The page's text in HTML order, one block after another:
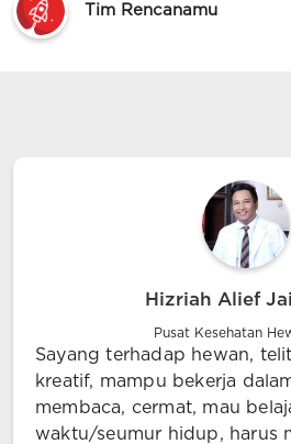
Tim Rencanamu
Hizriah Alief
Pusat Kesehatan
Sayang terhadap hewan,
kreatif, mampu bekerja
membaca, cermat, mau
waktu/seumur hidup, harus